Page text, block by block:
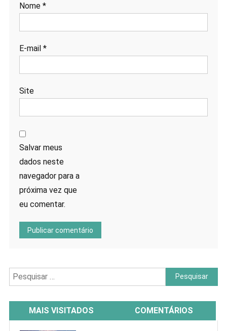
Nome *
E-mail *
Site
Salvar meus
dados neste
navegador para a
próxima vez que
eu comentar.
Pesquisar
por:
MAIS VISITADOS COMENTÁRIOS